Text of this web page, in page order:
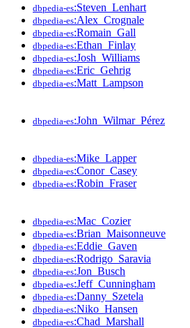
dbpedia-es:Steven_Lenhart
dbpedia-es:Alex_Crognale
dbpedia-es:Romain_Gall
dbpedia-es:Ethan_Finlay
dbpedia-es:Josh_Williams
dbpedia-es:Eric_Gehrig
dbpedia-es:Matt_Lampson
dbpedia-es:John_Wilmar_Pérez
dbpedia-es:Mike_Lapper
dbpedia-es:Conor_Casey
dbpedia-es:Robin_Fraser
dbpedia-es:Mac_Cozier
dbpedia-es:Brian_Maisonneuve
dbpedia-es:Eddie_Gaven
dbpedia-es:Rodrigo_Saravia
dbpedia-es:Jon_Busch
dbpedia-es:Jeff_Cunningham
dbpedia-es:Danny_Szetela
dbpedia-es:Niko_Hansen
dbpedia-es:Chad_Marshall